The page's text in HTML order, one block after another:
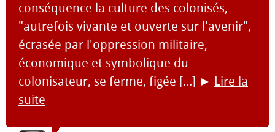
conséquence la culture des colonisés,
"autrefois vivante et ouverte sur l'avenir",
écrasée par l'oppression militaire,
économique et symbolique du
colonisateur, se ferme, figée [...] ► Lire la
suite